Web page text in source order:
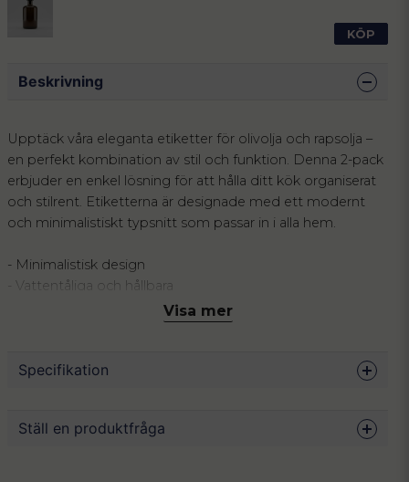
KÖP
Beskrivning
Upptäck våra eleganta etiketter för olivolja och rapsolja –
en perfekt kombination av stil och funktion. Denna 2-pack
erbjuder en enkel lösning för att hålla ditt kök organiserat
och stilrent. Etiketterna är designade med ett modernt
och minimalistiskt typsnitt som passar in i alla hem.
- Minimalistisk design
- Vattentåliga och hållbara
- Lätt att applicera och ta bort
fukt och är enkla att applicera på både plast- och
glasbehållare. Dessa etiketter är perfekta för dig som vill
med funktionalitet.
Visa mer
Specifikation
Mått
50 x 70 cm
Ställ en produktfråga